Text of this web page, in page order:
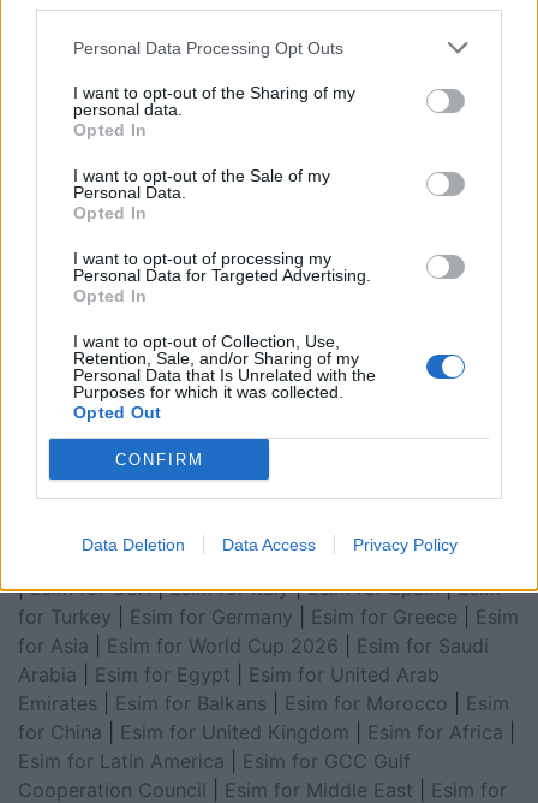
Personal Data Processing Opt Outs
I want to opt-out of the Sharing of my
personal data.
Opted In
I want to opt-out of the Sale of my
Personal Data.
Opted In
I want to opt-out of processing my
Personal Data for Targeted Advertising.
Opted In
I want to opt-out of Collection, Use,
Retention, Sale, and/or Sharing of my
Personal Data that Is Unrelated with the
Purposes for which it was collected.
Opted Out
CONFIRM
Data Deletion Data Access Privacy Policy
Esim for Global|Esim for Europe |
Esim for Caribbean
|Esim for USA|Esim for Italy|Esim for Spain|Esim
for Turkey
Esim for Germany Esim for Greece
Esim
for Asia
Esim for World Cup 2026
Esim for Saudi
Arabia
Esim for Egypt
Esim for United Arab
Emirates
Esim for Balkans Esim for Morocco
Esim
for China
Esim for United Kingdom Esim for Africa
Esim for Latin America
Esim for GCC Gulf
Cooperation Council
Esim for Middle East
Esim for